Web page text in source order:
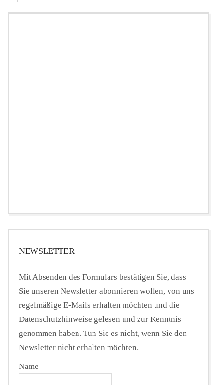
NEWSLETTER
Mit Absenden des Formulars bestätigen Sie, dass
Sie unseren Newsletter abonnieren wollen, von uns
regelmäßige E-Mails erhalten möchten und die
Datenschutzhinweise gelesen und zur Kenntnis
genommen haben. Tun Sie es nicht, wenn Sie den
Newsletter nicht erhalten möchten.
Name